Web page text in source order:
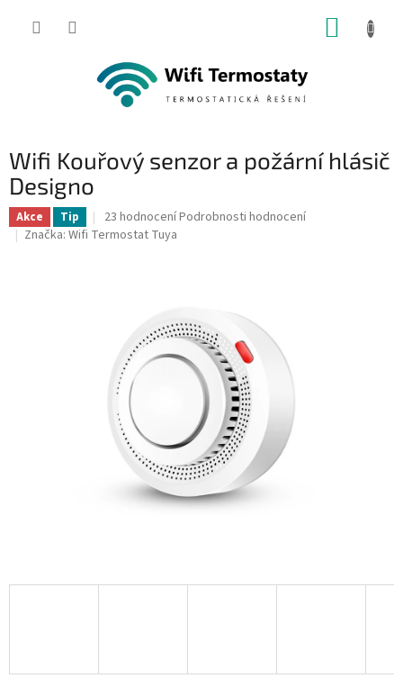
Wifi Kouřový senzor a požární hlásič
Designo
Akce Tip
Průměrné
hodnocení
hvězdiček.
23 hodnoceníPodrobnosti hodnocení
Značka: Wifi Termostat Tuya